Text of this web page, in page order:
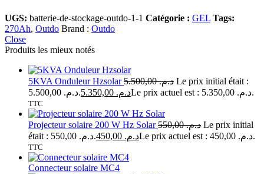
UGS: batterie-de-stockage-outdo-1-1 Catégorie : GEL Tags:
270Ah, Outdo Brand : Outdo
Close
Produits les mieux notés
5KVA Onduleur Hzsolar د.م.5.500,00
Le prix initial était :
د.م. 5.500,00.
د.م. Le prix actuel est : د.م. 5.350,00.
TTC
Projecteur solaire 200 W Hz Solar د.م.550,00
Le prix initial
était : د.م. 550,00.
د.م. Le prix actuel est : د.م. 450,00.
TTC
Connecteur solaire MC4